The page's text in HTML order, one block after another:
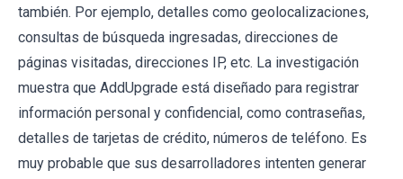
también. Por ejemplo, detalles como geolocalizaciones,
consultas de búsqueda ingresadas, direcciones de
páginas visitadas, direcciones IP, etc. La investigación
muestra que AddUpgrade está diseñado para registrar
información personal y confidencial, como contraseñas,
detalles de tarjetas de crédito, números de teléfono. Es
muy probable que sus desarrolladores intenten generar